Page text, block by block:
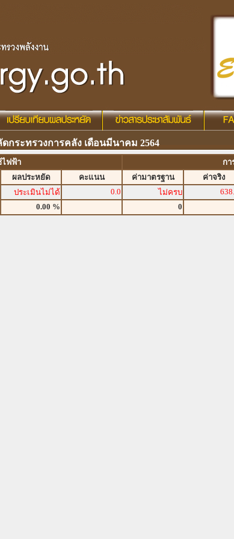
กระทรวงการคลัง เดือนมีนาคม 2564
ไฟฟ้า
ก
ผลประหยัด คะแนน ค่ามาตรฐาน ค่าจริง
ประเมินไม่ได้ 0.0 ไม่ครบ
0.00 % 0